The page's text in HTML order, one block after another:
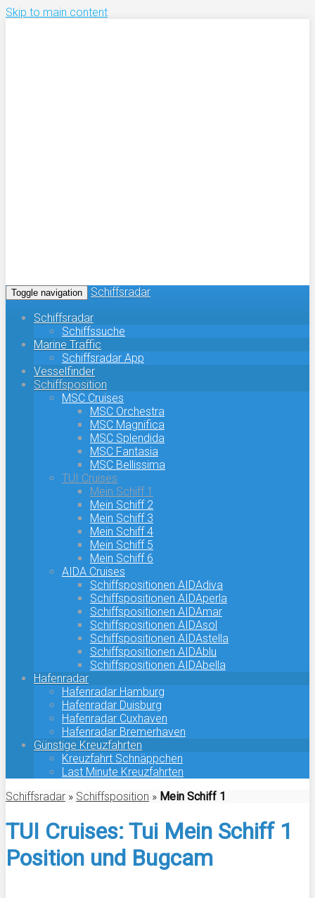
Skip to main content
Toggle navigation
Schiffsradar
Schiffsradar
Schiffssuche
Marine Traffic
Schiffsradar App
Vesselfinder
Schiffsposition
MSC Cruises
MSC Orchestra
MSC Magnifica
MSC Splendida
MSC Fantasia
MSC Bellissima
TUI Cruises
Mein Schiff 1
Mein Schiff 2
Mein Schiff 3
Mein Schiff 4
Mein Schiff 5
Mein Schiff 6
AIDA Cruises
Schiffspositionen AIDAdiva
Schiffspositionen AIDAperla
Schiffspositionen AIDAmar
Schiffspositionen AIDAsol
Schiffspositionen AIDAstella
Schiffspositionen AIDAblu
Schiffspositionen AIDAbella
Hafenradar
Hafenradar Hamburg
Hafenradar Duisburg
Hafenradar Cuxhaven
Hafenradar Bremerhaven
Günstige Kreuzfahrten
Kreuzfahrt Schnäppchen
Last Minute Kreuzfahrten
Schiffsradar » Schiffsposition » Mein Schiff 1
TUI Cruises: Tui Mein Schiff 1
Position und Bugcam